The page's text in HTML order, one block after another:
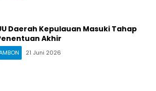
Daerah Kepulauan Masuki Tahap
Akhir
21 Juni 2026